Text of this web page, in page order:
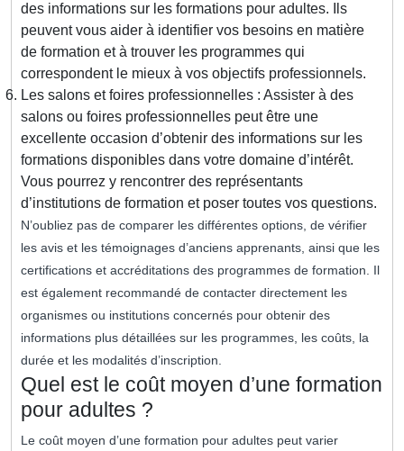
des informations sur les formations pour adultes. Ils
peuvent vous aider à identifier vos besoins en matière
de formation et à trouver les programmes qui
correspondent le mieux à vos objectifs professionnels.
Les salons et foires professionnelles : Assister à des
salons ou foires professionnelles peut être une
excellente occasion d’obtenir des informations sur les
formations disponibles dans votre domaine d’intérêt.
Vous pourrez y rencontrer des représentants
d’institutions de formation et poser toutes vos questions.
N’oubliez pas de comparer les différentes options, de vérifier
les avis et les témoignages d’anciens apprenants, ainsi que les
certifications et accréditations des programmes de formation. Il
est également recommandé de contacter directement les
organismes ou institutions concernés pour obtenir des
informations plus détaillées sur les programmes, les coûts, la
durée et les modalités d’inscription.
Quel est le coût moyen d’une formation
pour adultes ?
Le coût moyen d’une formation pour adultes peut varier